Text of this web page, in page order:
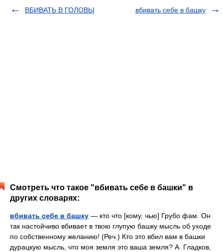
ВБИВАТЬ В ГОЛОВЫ
вбивать себе в башку
Смотреть что такое "вбивать себе в башки" в
других словарях:
вбивать себе в башку — кто что [кому, чью] Грубо фам. Он
так настойчиво вбивает в твою глупую башку мысль об уходе
по собственному желанию! (Реч.) Кто это вбил вам в башки
дурацкую мысль, что моя земля это ваша земля? А. Гладков,